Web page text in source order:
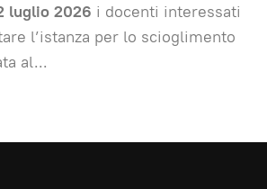
luglio 2026 i docenti interessati
l’istanza per lo scioglimento
al...